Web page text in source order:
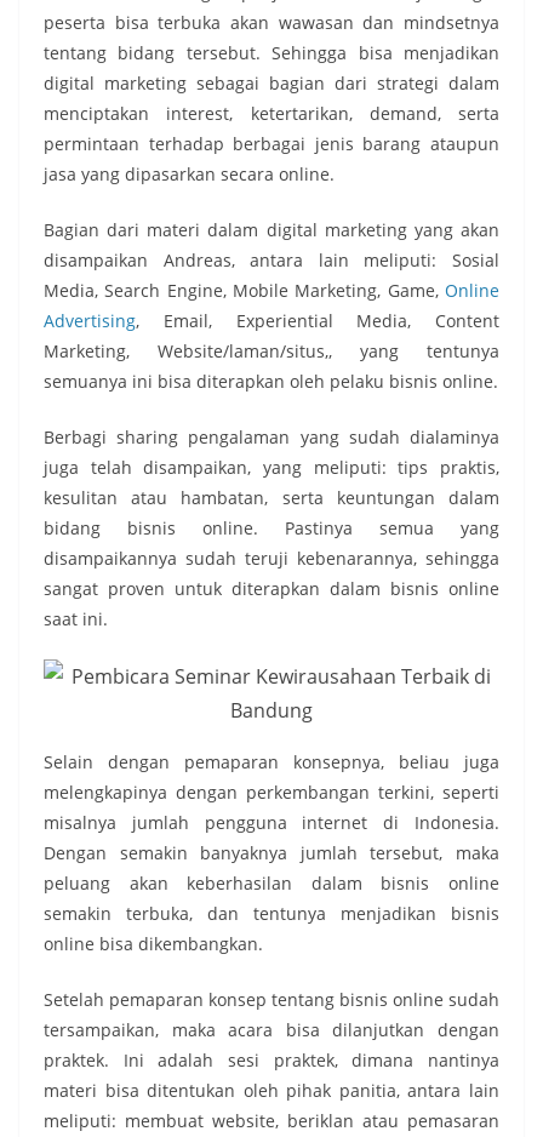
peserta bisa terbuka akan wawasan dan mindsetnya
tentang bidang tersebut. Sehingga bisa menjadikan
digital marketing sebagai bagian dari strategi dalam
menciptakan interest, ketertarikan, demand, serta
permintaan terhadap berbagai jenis barang ataupun
jasa yang dipasarkan secara online.
Bagian dari materi dalam digital marketing yang akan
disampaikan Andreas, antara lain meliputi: Sosial
Media, Search Engine, Mobile Marketing, Game, Online
Advertising, Email, Experiential Media, Content
Marketing, Website/laman/situs,, yang tentunya
semuanya ini bisa diterapkan oleh pelaku bisnis online.
Berbagi sharing pengalaman yang sudah dialaminya
juga telah disampaikan, yang meliputi: tips praktis,
kesulitan atau hambatan, serta keuntungan dalam
bidang bisnis online. Pastinya semua yang
disampaikannya sudah teruji kebenarannya, sehingga
sangat proven untuk diterapkan dalam bisnis online
saat ini.
Selain dengan pemaparan konsepnya, beliau juga
melengkapinya dengan perkembangan terkini, seperti
misalnya jumlah pengguna internet di Indonesia.
Dengan semakin banyaknya jumlah tersebut, maka
peluang akan keberhasilan dalam bisnis online
semakin terbuka, dan tentunya menjadikan bisnis
online bisa dikembangkan.
Setelah pemaparan konsep tentang bisnis online sudah
tersampaikan, maka acara bisa dilanjutkan dengan
praktek. Ini adalah sesi praktek, dimana nantinya
materi bisa ditentukan oleh pihak panitia, antara lain
meliputi: membuat website, beriklan atau pemasaran